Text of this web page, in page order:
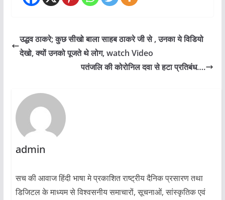
उद्धव ठाकरे; कुछ सीखो बाला साहब ठाकरे जी से , उनका ये विडियो
देखो, क्यों उनको पूजते थे लोग, watch Video
पतंजलि की कोरोनिल दवा से हटा प्रतिबंध….
admin
सच की आवाज हिंदी भाषा मे प्रकाशित राष्ट्रीय दैनिक प्रसारण तथा
डिजिटल के माध्यम से विश्वसनीय समाचारों, सूचनाओं, सांस्कृतिक एवं